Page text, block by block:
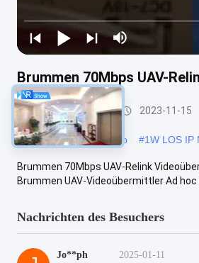
Brummen 70Mbps UAV-
IP Mesh Network 2023-11-15
#70mbps IP Mesh Radio #1W LOS IP
Brummen 70Mbps UAV-Relink
Brummen UAV-Videoübermittler Ad hoc
Nachrichten des Besuchers
Jo**ph 2025-01-11